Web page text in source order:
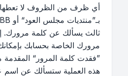
أي ظرف من الظروف لا تعطها
ثالث يسألك عن كلمة مرورك.
مرورك الخاصة بحسابك
هذه العملية ستسألك عن اسم